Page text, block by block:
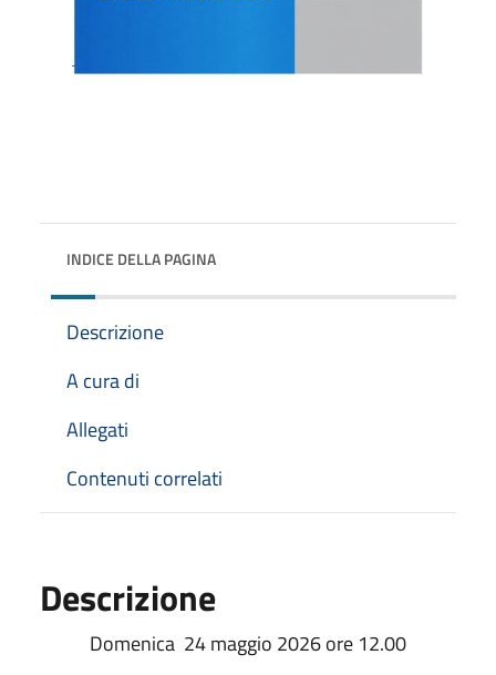
INDICE DELLA PAGINA
Descrizione
A cura di
Allegati
Contenuti correlati
Descrizione
Domenica 24 maggio 2026 ore 12.00